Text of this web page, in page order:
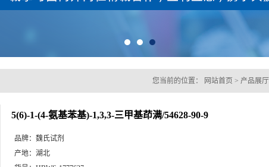
您当前的位置： 网站首页 > 产品展厅
5(6)-1-(4-氨基苯基)-1,3,3-三甲基茚满/54628-90-9
品牌： 魏氏试剂
产地： 湖北